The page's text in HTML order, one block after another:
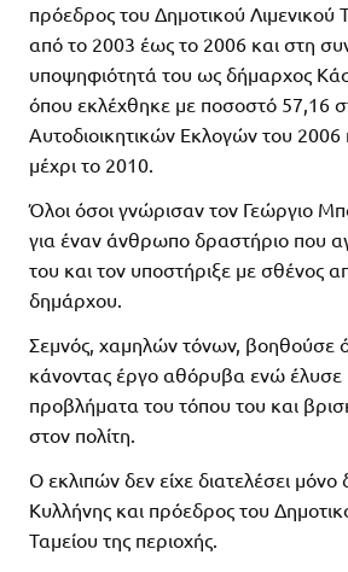
πρόεδρος του Δημοτικού Λιμενικού
από το 2003 έως το 2006 και στη
υποψηφιότητά του ως δήμαρχος
όπου εκλέχθηκε με ποσοστό 57,16
Αυτοδιοικητικών Εκλογών του 2006
μέχρι το 2010.
Όλοι όσοι γνώρισαν τον Γεώργιο
για έναν άνθρωπο δραστήριο που
του και τον υποστήριξε με σθένος
δημάρχου.
Σεμνός, χαμηλών τόνων, βοηθούσε
κάνοντας έργο αθόρυβα ενώ έλυσε
προβλήματα του τόπου του και
στον πολίτη.
Ο εκλιπών δεν είχε διατελέσει
Κυλλήνης και πρόεδρος του
Ταμείου της περιοχής.